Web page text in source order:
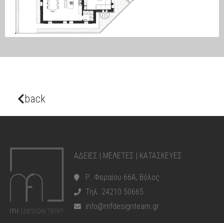
back
ΑΔΕΙΕΣ | ΜΕΛΕΤΕΣ | ΚΑΤΑΣΚΕΥΕΣ
Ρ. Φεραίου 66Α, Βόλος
Τηλ. 24210 50665
info@mfdesignteam.gr